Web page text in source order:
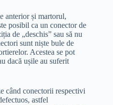
anterior și martorul,
posibil ca un conector de
de „deschis” sau să nu
sunt niște bule de
Acestea se pot
dacă ușile au suferit
când conectorii respectivi
astfel